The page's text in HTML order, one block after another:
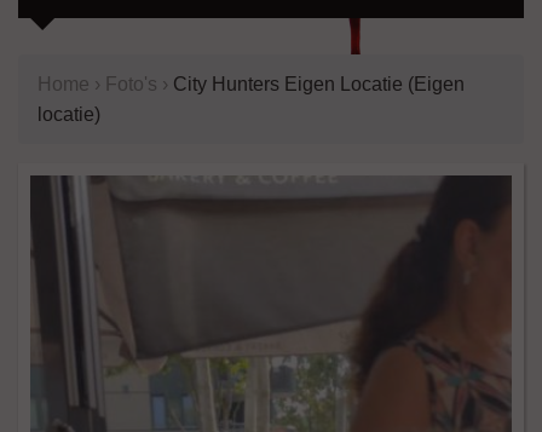
Home › Foto's › City Hunters Eigen Locatie (Eigen
locatie)